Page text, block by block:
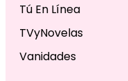
Tú En Línea
TVyNovelas
Vanidades